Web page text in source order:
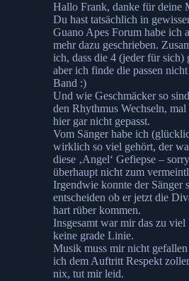
Hallo Frank, danke für deine
Du hast tatsächlich in
Guano Apes Forum habe ich
mehr dazu geschrieben.
ich, dass die 4 (jeder für sich)
aber ich finde die passen
Band :)
Und wie Geschmäcker so
den Rhythmus Wechseln,
hier gar nicht gepasst.
Vom Sänger habe ich
wirklich so viel gehört, der
diese ‚Angel‘ Gefiepse –
überhaupt nicht zum
Irgendwie konnte der Sänger
entscheiden ob er jetzt die
hart rüber kommen.
Insgesamt war mir das zu viel
keine grade Linie.
Musik muss mir nicht
ich dem Auftritt Respekt
nix, tut mir leid.